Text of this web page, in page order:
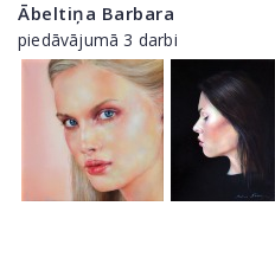
Ābeltiņa Barbara
piedāvājumā 3 darbi